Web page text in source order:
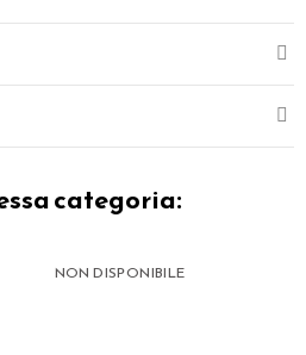
categoria:
NON DISPONIBILE